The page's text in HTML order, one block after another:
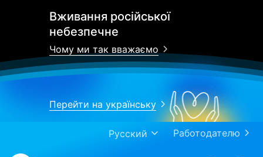
Вживання російської
небезпечне
Чому ми так вважаємо
Перейти на українську
Работодателю
Русский
Work.ua